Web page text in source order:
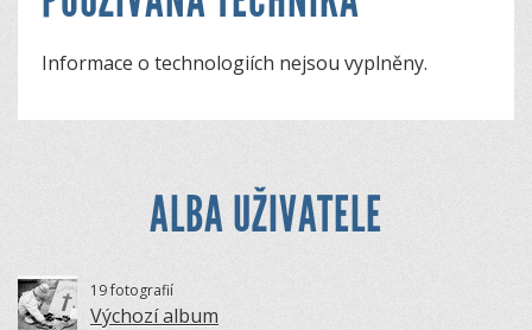
Informace o technologiích nejsou vyplněny.
ALBA UŽIVATELE
19 fotografií
Výchozí album